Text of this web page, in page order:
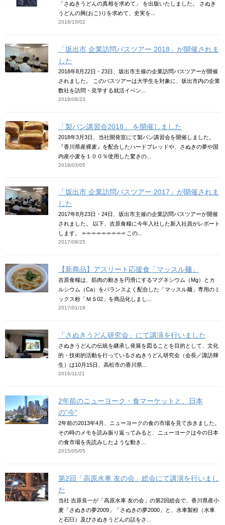
「さぬきうどんの真相を求めて」 を出版いたしました。 さぬき
うどんの興(おこ)りを求めて、史実を...
2018/10/02
「坂出市 企業訪問バスツアー 2018」が開催されま
した
2018年8月22日・23日、坂出市主催の企業訪問バスツアーが開催
されました。 このバスツアーは大学生を対象に、坂出市内の企業
数社を訪問・見学する就活イベン...
2018/08/23
「製パン講習会2018」 を開催しました
2018年3月3日、当社開発室にて製パン講習会を開催しました。
『香川県産裸麦』を配合したハードブレッドや、さぬきの夢や国
内産小麦を１００％使用した驚きの...
2018/03/05
「坂出市 企業訪問バスツアー 2017」が開催されま
した
2017年8月23日・24日、坂出市主催の企業訪問バスツアーが開催
されました。 以下、吉原食糧に今年入社した新入社員がレポート
します。 =-=-=-=-=-=-=-=-= この...
2017/08/25
【新商品】アスリート応援食「マッスル麺」
吉原食糧は、筋肉の動きを円滑にするマグネシウム（Mg）とカ
ルシウム（Ca）をバランスよく配合した「マッスル麺」専用のミ
ックス粉「ＭＳ02」を商品化しまし...
2017/01/18
「さぬきうどん研究会」にて講演を行いました
さぬきうどんの伝統を継承し発展を図ることを目的として、文化
的・技術的活動を行っているさぬきうどん研究会（会長／諏訪輝
生）は10月15日、高松市の香川県...
2016/11/21
2年前のニューヨーク・食マーケットと、日本
の"今"
2年前の2013年4月、ニューヨークの食の市場を見て歩きました。
その時のメモを読み振り返ってみると、ニューヨークは今の日本
の食市場を先読みしたような動き...
2015/05/05
第2回「高原水車 友の会」総会にて講演を行いまし
た
当社 吉原良一が「高原水車 友の会」の第2回総会で、香川県産小
麦「さぬきの夢2009」「さぬきの夢2000」と、水車製粉（水車
と石臼）及びさぬきうどんの話をさ...